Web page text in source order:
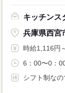
キッチンス
兵庫県西宮
時給1,116円
6：00〜0：
シフト制なの